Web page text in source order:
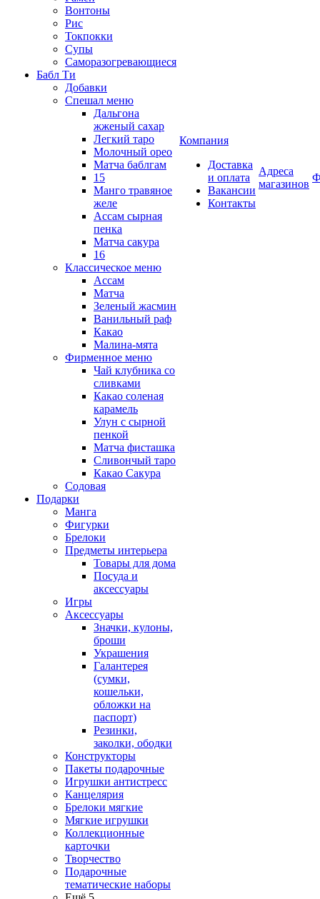
Вонтоны
Рис
Токпокки
Супы
Саморазогревающиеся
Бабл Ти
Добавки
Спешал меню
Дальгона
жженый сахар
Легкий таро
Молочный орео
Матча баблгам
15
Манго травяное
желе
Ассам сырная
пенка
Матча сакура
16
Классическое меню
Ассам
Матча
Зеленый жасмин
Ванильный раф
Какао
Малина-мята
Фирменное меню
Чай клубника со
сливками
Какао соленая
карамель
Улун с сырной
пенкой
Матча фисташка
Сливончый таро
Какао Сакура
Содовая
Подарки
Манга
Фигурки
Брелоки
Предметы интерьера
Товары для дома
Посуда и
аксессуары
Игры
Аксессуары
Значки, кулоны,
броши
Украшения
Галантерея
(сумки,
кошельки,
обложки на
паспорт)
Резинки,
заколки, ободки
Конструкторы
Пакеты подарочные
Игрушки антистресс
Канцелярия
Брелоки мягкие
Мягкие игрушки
Коллекционные
карточки
Творчество
Подарочные
тематические наборы
Компания
Доставка
и оплата
Вакансии
Контакты
Адреса
магазинов